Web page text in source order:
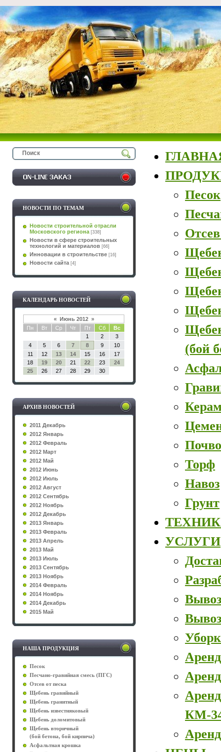
НОВОСТИ ПО ТЕМАМ
Новости строительной отрасли
Московского региона [338]
Новости в сфере строительных
технологий и материалов [66]
Инновации в строительстве [16]
Новости сайта [4]
КАЛЕНДАРЬ НОВОСТЕЙ
« Июнь 2012 »
Пн
Вт Ср Чт Пт Сб
Вс
1
2
3
4
5 6 7 8 9
10
11
12 13 14 15 16
17
18
19 20 21 22 23
24
25
26 27 28 29 30
АРХИВ НОВОСТЕЙ
2011 Декабрь
2012 Январь
2012 Февраль
2012 Март
2012 Май
2012 Июнь
2012 Июль
2012 Август
2012 Сентябрь
2012 Ноябрь
2012 Декабрь
2013 Январь
2013 Февраль
2013 Апрель
2013 Май
2013 Июль
2013 Сентябрь
2013 Ноябрь
2014 Февраль
2014 Ноябрь
2014 Декабрь
2015 Май
НАША ПРОДУКЦИЯ
Песок
Песчано-гравийная смесь (ПГС)
Отсев от песка
Щебень гравийный
Щебень гранитный
Щебень известняковый
Щебень доломитовый
Щебень вторичный
(бой бетона, бой кирпича)
Асфальтная крошка
Песок
(бой
Торф
Навоз
Грунт
УСЛУГИ
КМ-